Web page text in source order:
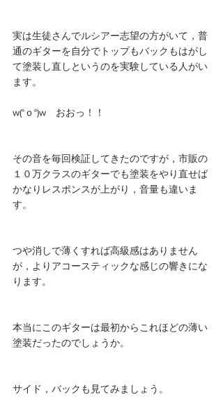
実は生徒さんでルシアー志望の方がいて，普
通のギターを自分でトップもバックもはがし
て塗装し直しというのを実験している人がい
ます。
w(°ｏ°)w　おおっ！！
その音を毎回検証してきたのですが，市販の
１０万クラスのギターでも塗装をやり直せば
かなりレスポンスが上がり，音量も違いま
す。
つや消しで薄くすれば高級感はありません
が，よりアコースティックな感じの響きにな
ります。
本当にこのギターは最初からこれほどの薄い
塗装だったのでしょうか。
サイド，バックも見てみましょう。